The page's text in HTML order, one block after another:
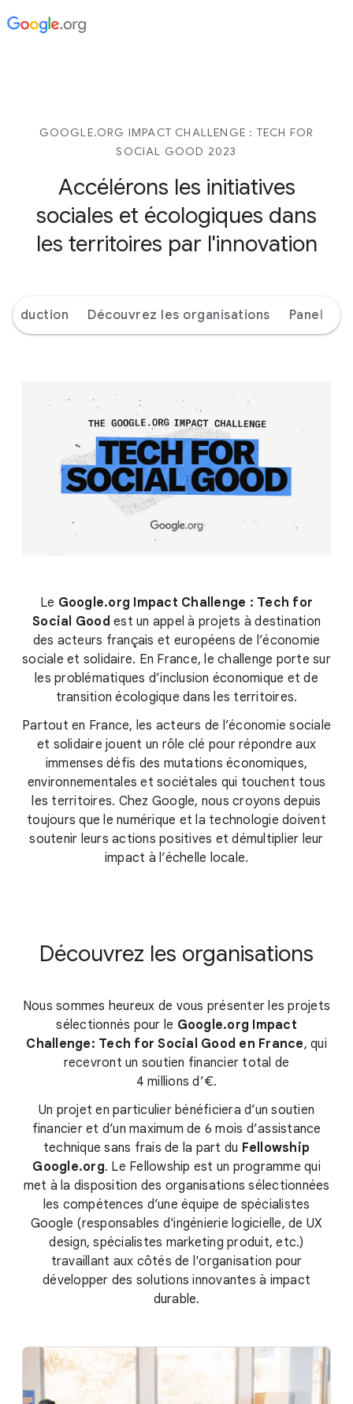
GOOGLE.ORG IMPACT CHALLENGE : TECH FOR
SOCIAL GOOD 2023
Accélérons les initiatives
sociales et écologiques dans
les territoires par l'innovation
Découvrez les organisations Panel
Le Google.org Impact Challenge : Tech for
Social Good est un appel à projets à destination
des acteurs français et européens de l’économie
sociale et solidaire. En France, le challenge porte sur
les problématiques d’inclusion économique et de
transition écologique dans les territoires.
Partout en France, les acteurs de l’économie sociale
et solidaire jouent un rôle clé pour répondre aux
immenses défis des mutations économiques,
environnementales et sociétales qui touchent tous
les territoires. Chez Google, nous croyons depuis
toujours que le numérique et la technologie doivent
soutenir leurs actions positives et démultiplier leur
impact à l’échelle locale.
Découvrez les organisations
Nous sommes heureux de vous présenter les projets
sélectionnés pour le Google.org Impact
Challenge: Tech for Social Good en France, qui
recevront un soutien financier total de
4 millions d’€.
Un projet en particulier bénéficiera d’un soutien
financier et d’un maximum de 6 mois d’assistance
technique sans frais de la part du Fellowship
Google.org. Le Fellowship est un programme qui
met à la disposition des organisations sélectionnées
les compétences d’une équipe de spécialistes
Google (responsables d'ingénierie logicielle, de UX
design, spécialistes marketing produit, etc.)
travaillant aux côtés de l'organisation pour
développer des solutions innovantes à impact
durable.